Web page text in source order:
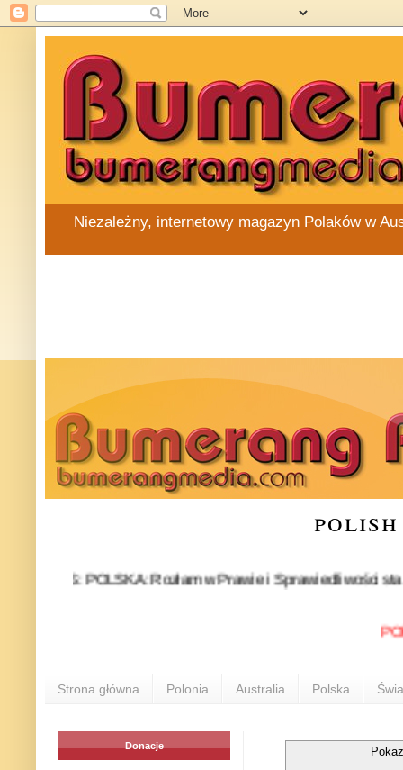
Niezależny, internetowy magazyn Polaków w
POLSKA: Rozłam w Prawie i Sprawiedliwości stał się
Strona główna Polonia Australia Polska
Donacje